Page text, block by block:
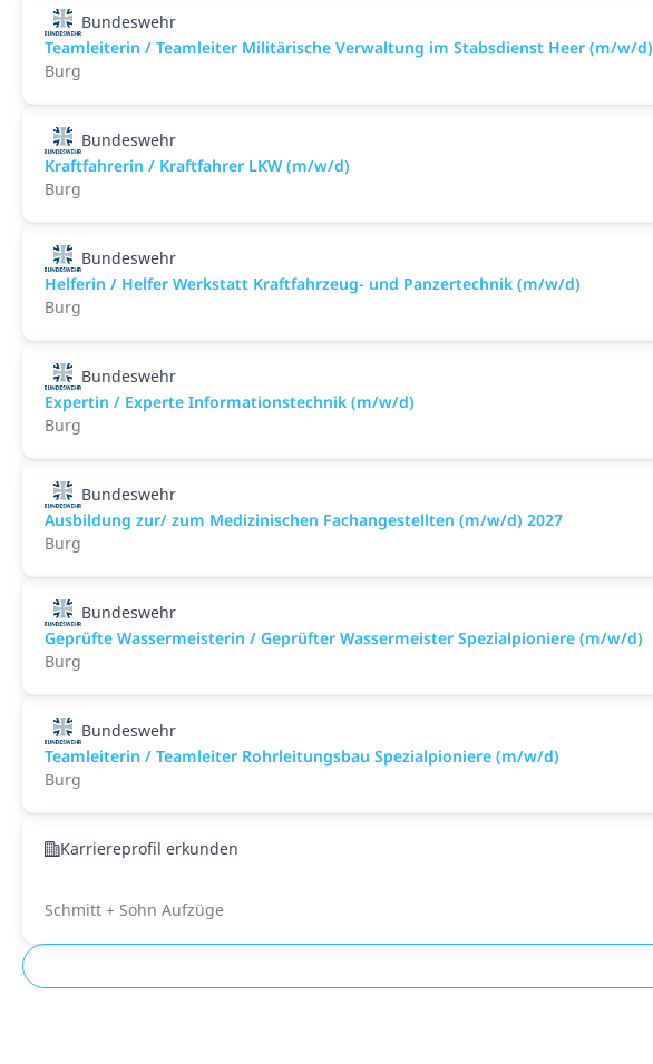
Bundeswehr
Teamleiterin / Teamleiter Militärische Verwaltung im Stabsdienst Heer (m/w/d)
Burg
Bundeswehr
Kraftfahrerin / Kraftfahrer LKW (m/w/d)
Burg
Bundeswehr
Helferin / Helfer Werkstatt Kraftfahrzeug- und Panzertechnik (m/w/d)
Burg
Bundeswehr
Expertin / Experte Informationstechnik (m/w/d)
Burg
Bundeswehr
Ausbildung zur/ zum Medizinischen Fachangestellten (m/w/d) 2027
Burg
Bundeswehr
Geprüfte Wassermeisterin / Geprüfter Wassermeister Spezialpioniere (m/w/d)
Burg
Bundeswehr
Teamleiterin / Teamleiter Rohrleitungsbau Spezialpioniere (m/w/d)
Burg
Karriereprofil erkunden
Schmitt + Sohn Aufzüge